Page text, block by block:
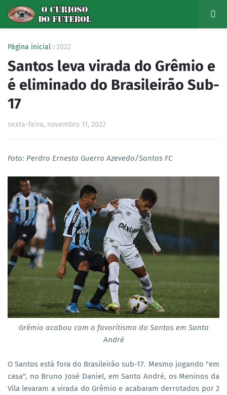
Página inicial 2022
Santos leva virada do Grêmio e
é eliminado do Brasileirão Sub-
17
sexta-feira, novembro 11, 2022
Foto: Perdro Ernesto Guerra Azevedo/Santos FC
Grêmio acabou com o favoritismo do Santos em Santo
André
O Santos está fora do Brasileirão sub-17. Mesmo jogando "em
casa", no Bruno José Daniel, em Santo André, os Meninos da
Vila levaram a virada do Grêmio e acabaram derrotados por 2